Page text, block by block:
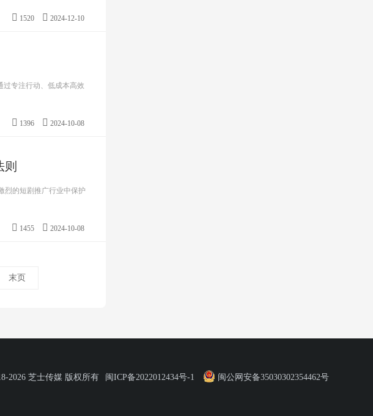
1520 2024-12-10
过专注行动、低成本高效
1396 2024-10-08
烈的短剧推广行业中保护
1455 2024-10-08
末页
2026 芝士传媒 版权所有 闽ICP备2022012434号-1 闽公网安备35030302354462号